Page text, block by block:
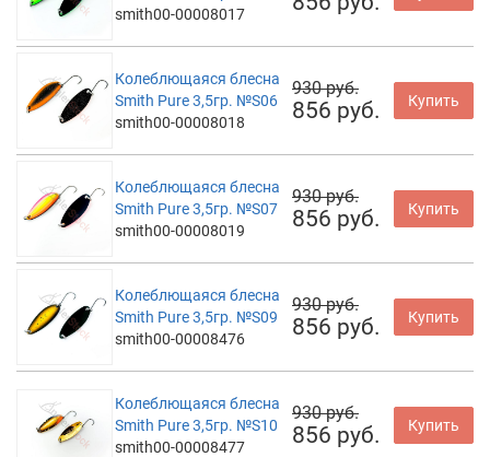
smith00-00008017
Колеблющаяся блесна
Smith Pure 3,5гр. №S06
smith00-00008018
930 руб.
856 руб. Купить
Колеблющаяся блесна
Smith Pure 3,5гр. №S07
smith00-00008019
930 руб.
856 руб. Купить
Колеблющаяся блесна
Smith Pure 3,5гр. №S09
smith00-00008476
930 руб.
856 руб. Купить
Колеблющаяся блесна
Smith Pure 3,5гр. №S10
smith00-00008477
930 руб.
856 руб. Купить